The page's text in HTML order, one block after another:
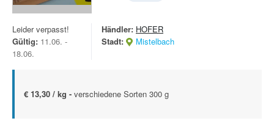
Leider verpasst!
Gültig: 11.06. -
18.06.
Händler: HOFER
Stadt:
Mistelbach
€ 13,30 / kg - verschiedene Sorten 300 g